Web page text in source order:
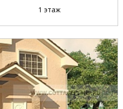
1 этаж